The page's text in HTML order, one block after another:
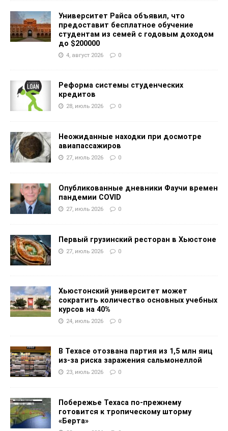
Университет Райса объявил, что
предоставит бесплатное обучение
студентам из семей с годовым доходом
до $200000
4, август 2026 0
Реформа системы студенческих
кредитов
28, июль 2026 0
Неожиданные находки при досмотре
авиапассажиров
27, июль 2026 0
Опубликованные дневники Фаучи времен
пандемии COVID
27, июль 2026 0
Первый грузинский ресторан в Хьюстоне
27, июль 2026 0
Хьюстонский университет может
сократить количество основных учебных
курсов на 40%
24, июль 2026 0
В Техасе отозвана партия из 1,5 млн яиц
из-за риска заражения сальмонеллой
23, июль 2026 0
Побережье Техаса по-прежнему
готовится к тропическому шторму
«Берта»